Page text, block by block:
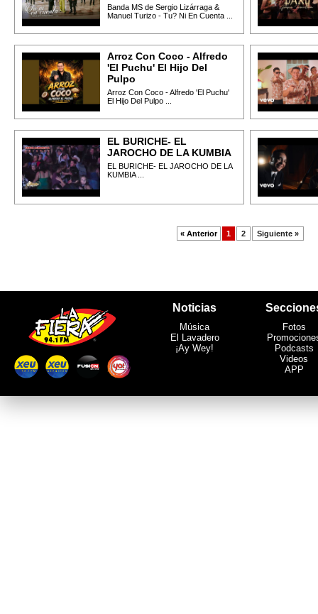
Banda MS de Sergio Lizárraga &
Manuel Turizo - Tu? Ni En Cuenta ...
Arroz Con Coco - Alfredo
'El Puchu' El Hijo Del
Pulpo
Arroz Con Coco - Alfredo 'El Puchu'
El Hijo Del Pulpo ...
EL BURICHE- EL
JAROCHO DE LA KUMBIA
EL BURICHE- EL JAROCHO DE LA
KUMBIA ...
« Anterior 1 2 Siguiente »
Noticias
Música
El Lavadero
¡Ay Wey!
Fotos
Podcasts
Videos
APP